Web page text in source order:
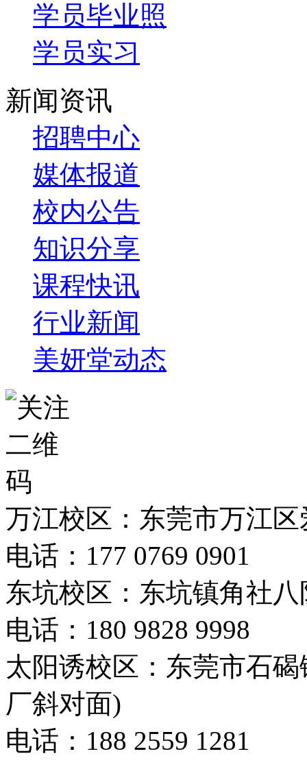
学员毕业照
学员实习
新闻资讯
招聘中心
媒体报道
校内公告
知识分享
课程快讯
行业新闻
美妍堂动态
万江校区：东莞市万江
电话：177 0769 0901
东坑校区：东坑镇角社
电话：180 9828 9998
太阳诱校区：东莞市石
厂斜对面)
电话：188 2559 1281